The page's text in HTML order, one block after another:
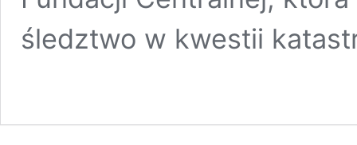
śledztwo w kwestii